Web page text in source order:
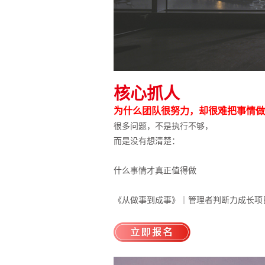
核心抓人
为什么团队很努力，却很难把事情
很多问题，不是执行不够，
而是没有想清楚：
什么事情才真正值得做
《从做事到成事》｜管理者判断力成长项